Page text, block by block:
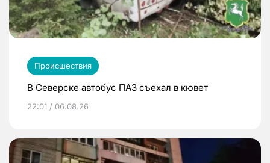
Происшествия
В Северске автобус ПАЗ съехал в кювет
22:01 / 06.08.26